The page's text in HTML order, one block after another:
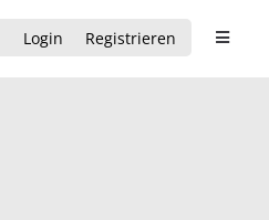
Login Registrieren